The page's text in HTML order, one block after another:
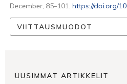
December, 85–101. https://doi.org/
VIITTAUSMUODOT
UUSIMMAT ARTIKKELIT